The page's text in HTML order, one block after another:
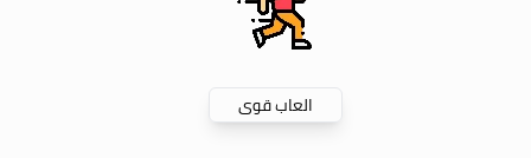
العاب قوى